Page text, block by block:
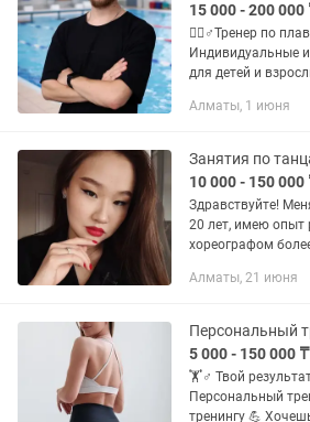
15 000 - 200 000
🏊🏻♂️Тренер по
Индивидуальные
для детей и взрослых 📌Стаж
Алматы, 1 июня
Занятия по
10 000 - 150 000
Здравствуйте!
20 лет, имею опыт
хореографом более
Hop, Femme
Женственные...
Алматы, 21 июня
5 000 - 150 000 ₸
🏋️♂️ Твой
Персональный
тренингу 💪 Хочешь набрать